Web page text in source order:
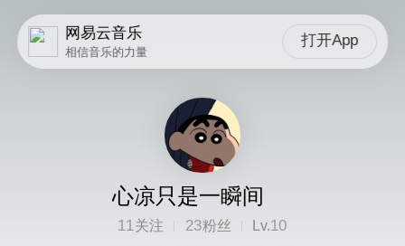
网易云音乐
相信音乐的力量
打开App
心凉只是一瞬间
11关注 23粉丝 Lv.10